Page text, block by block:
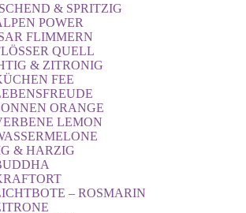
& SPRITZIG
POWER
FLIMMERN
QUELL
& ZITRONIG
FEE
ORANGE
LEMON
& HARZIG
– ROSMARIN